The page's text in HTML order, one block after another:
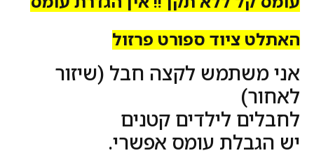
האתלט ציוד ספורט פרזול
אני משתמש לקצה חבל (שיזור
לאחור)
לחבלים לילדים קטנים
יש הגבלת עומס אפשרי.